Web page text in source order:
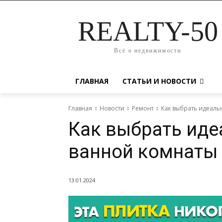
REALTY-50
Всё о недвижимости
ГЛАВНАЯ СТАТЬИ И НОВОСТИ
Главная Новости Ремонт Как выбрать
Как выбрать
ванной
13.01.2024